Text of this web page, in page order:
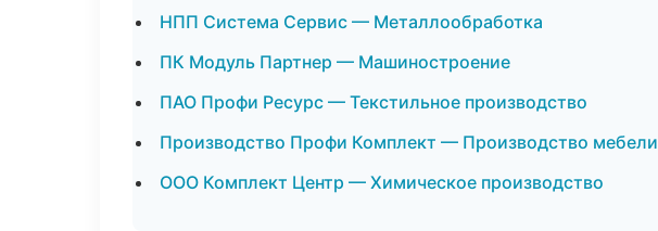
НПП Система Сервис — Металлообработка
ПК Модуль Партнер — Машиностроение
ПАО Профи Ресурс — Текстильное производство
Производство Профи Комплект — Производство мебели
ООО Комплект Центр — Химическое производство